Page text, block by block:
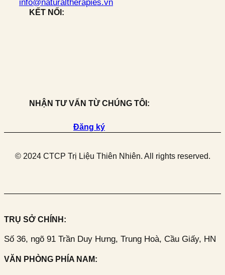
info@naturaltherapies.vn
KẾT NỐI:
NHẬN TƯ VẤN TỪ CHÚNG TÔI:
Đăng ký
© 2024 CTCP Trị Liệu Thiên Nhiên. All rights reserved.
TRỤ SỞ CHÍNH:
Số 36, ngõ 91 Trần Duy Hưng, Trung Hoà, Cầu Giấy, HN
VĂN PHÒNG PHÍA NAM: